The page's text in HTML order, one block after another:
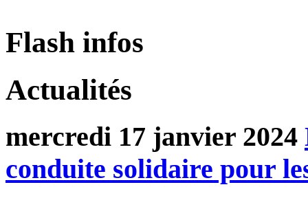
Flash infos
Actualités
mercredi 17 janvier 2024
conduite solidaire pour